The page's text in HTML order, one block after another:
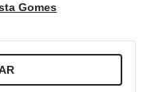
Gomes